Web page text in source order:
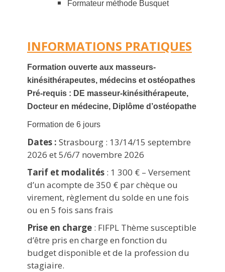
Formateur méthode Busquet
INFORMATIONS PRATIQUES
Formation ouverte aux masseurs-
kinésithérapeutes, médecins et ostéopathes
Pré-requis : DE masseur-kinésithérapeute,
Docteur en médecine, Diplôme d’ostéopathe
Formation de 6 jours
Dates : Strasbourg : 13/14/15 septembre
2026 et 5/6/7 novembre 2026
Tarif et modalités : 1 300 € – Versement
d’un acompte de 350 € par chèque ou
virement, règlement du solde en une fois
ou en 5 fois sans frais
Prise en charge : FIFPL Thème susceptible
d’être pris en charge en fonction du
budget disponible et de la profession du
stagiaire.